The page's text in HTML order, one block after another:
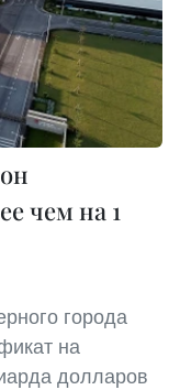
чем на 1
города
на
долларов